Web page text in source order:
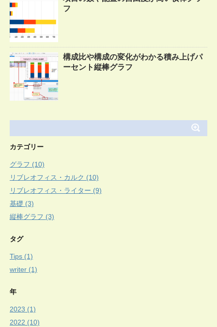
フ
構成比や構成の変化がわかる積み上げパ
ーセント縦棒グラフ
カテゴリー
グラフ (10)
リブレオフィス・カルク (10)
リブレオフィス・ライター (9)
基礎 (3)
縦棒グラフ (3)
タグ
Tips (1)
writer (1)
年
2023 (1)
2022 (10)